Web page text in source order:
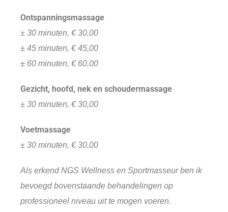
Ontspanningsmassage
± 30 minuten, € 30,00
± 45 minuten, € 45,00
± 60 minuten, € 60,00
Gezicht, hoofd, nek en schoudermassage
± 30 minuten, € 30,00
Voetmassage
± 30 minuten, € 30,00
Als erkend NGS Wellness en Sportmasseur ben ik
bevoegd bovenstaande behandelingen op
professioneel niveau uit te mogen voeren.